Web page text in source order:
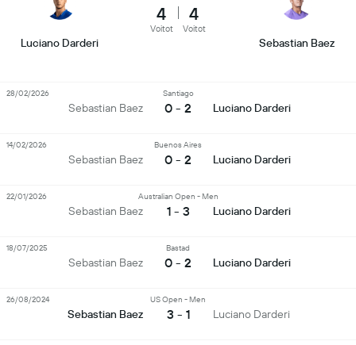
Luciano Darderi
4
Voitot
4
Voitot
Sebastian Baez
Sebastian Baez
Santiago
0 - 2 Luciano Darderi
28/02/2026
Sebastian Baez
Buenos Aires
0 - 2 Luciano Darderi
14/02/2026
Sebastian Baez
Australian Open - Men
1 - 3 Luciano Darderi
22/01/2026
Sebastian Baez
Bastad
0 - 2 Luciano Darderi
18/07/2025
Sebastian Baez
US Open - Men
3 - 1 Luciano Darderi
26/08/2024